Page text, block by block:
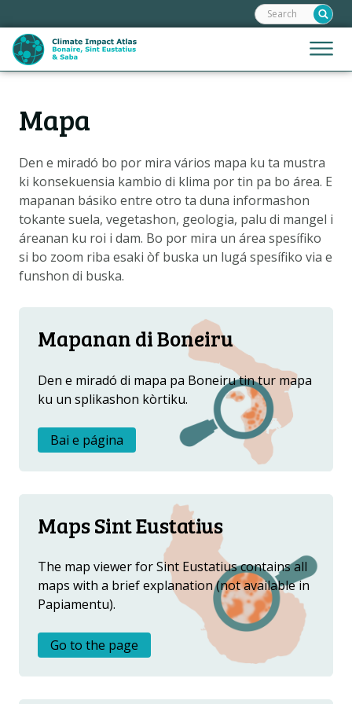
links
Jump
to
Jump
the
navigation
Jump
to
Menu
Frontend
search:
Mapa
Den e miradó bo por mira vários mapa ku ta mustra
ki konsekuensia kambio di klima por tin pa bo área. E
mapanan básiko entre otro ta duna informashon
tokante suela, vegetashon, geologia, palu di mangel i
áreanan ku roi i dam. Bo por mira un área spesífiko
si bo zoom riba esaki òf buska un lugá spesífiko via e
funshon di buska.
Mapanan di Boneiru
Den e miradó di mapa pa Boneiru tin tur mapa
ku un splikashon kòrtiku.
Bai e página
Maps Sint Eustatius
The map viewer for Sint Eustatius contains all
maps with a brief explanation (not available in
Papiamentu).
Go to the page
Hoofdnavigatie
SPLIKASHON DI MAPA
SENARIO DI KLIMA
KONTAKTO
DOWNLOAD INFORMASHON
MetanavigatieTOKANTE NOS
PREGUNTANAN FREKUENTE
OTRO ATLAS